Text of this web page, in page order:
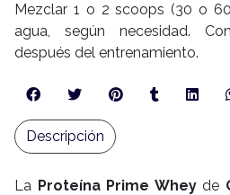
Mezclar 1 o 2 scoops (30 o
agua, según necesidad.
después del entrenamiento.
La Proteína Prime Wheyde
Descripción